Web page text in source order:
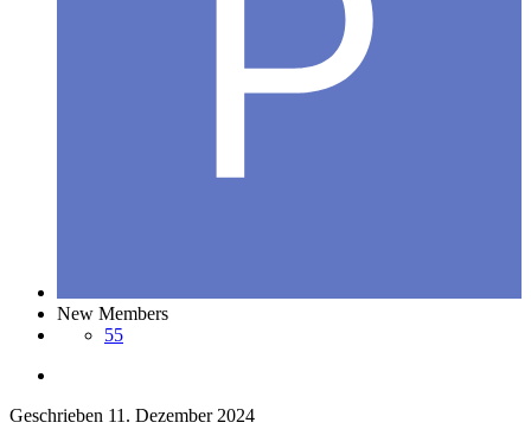
New Members
55
Geschrieben 11. Dezember 2024